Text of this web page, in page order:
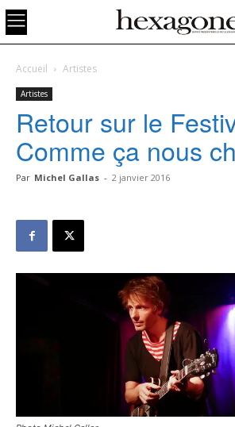
Accueil Artistes
Artistes
Retour sur le
Comme ça nous
Par Michel Gallas - 2 janvier 2016